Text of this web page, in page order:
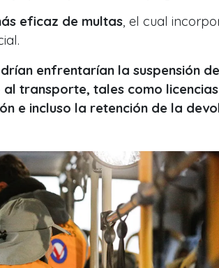
eficaz de multas , el cual
enfrentarían la suspensión
transporte, tales como
e incluso la retención de la